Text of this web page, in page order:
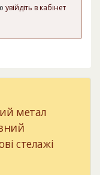
увійдіть в кабінет
метал
стелажі